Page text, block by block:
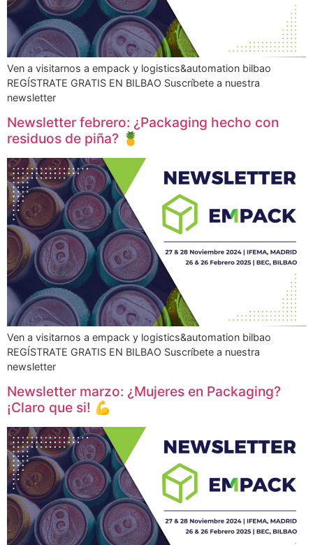
Ven a visitarnos a empack y logistics&automation bilbao
REGÍSTRATE GRATIS EN BILBAO Suscríbete a nuestra
newsletter
Newsletter febrero: ¿Packaging hecho con
residuos de piña? 🍍
Ven a visitarnos a empack y logistics&automation bilbao
REGÍSTRATE GRATIS EN BILBAO Suscríbete a nuestra
newsletter
Newsletter marzo: ¿Mujeres en Packaging?
¡Claro que si! 💪